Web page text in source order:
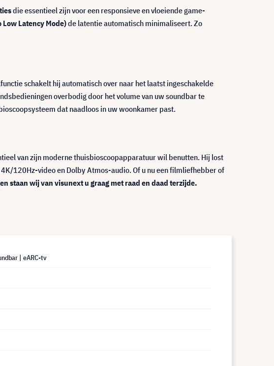
die essentieel zijn voor een responsieve en vloeiende game-
Low Latency Mode)de latentie automatisch minimaliseert. Zo
schakelt hij automatisch over naar het laatst ingeschakelde
overbodig door het volume van uw soundbar te
dat naadloos in uw woonkamer past.
van zijn moderne thuisbioscoopapparatuur wil benutten. Hij lost
120Hz-video en Dolby Atmos-audio. Of u nu een filmliefhebber of
staan wij van visunext u graag met raad en daad terzijde.
| eARC-tv